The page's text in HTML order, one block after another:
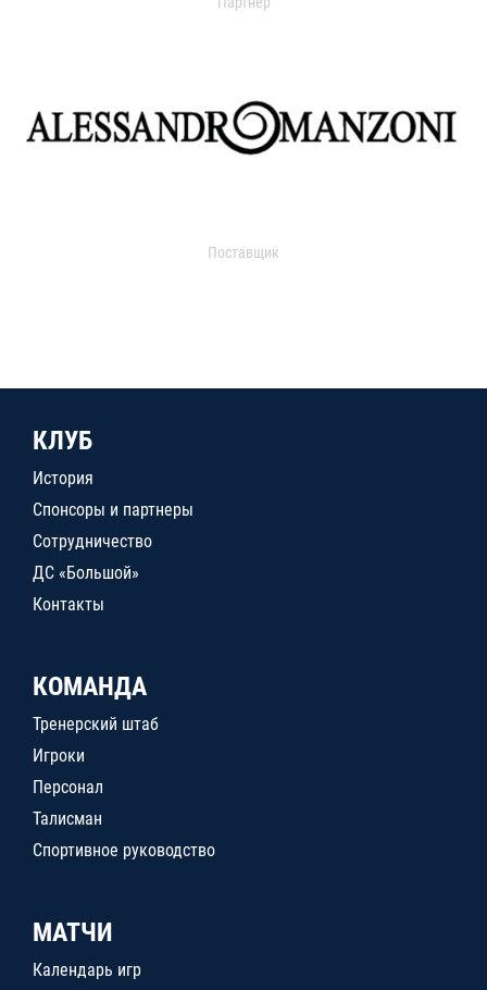
Поставщик
КЛУБ
История
Спонсоры и партнеры
Сотрудничество
ДС «Большой»
Контакты
КОМАНДА
Тренерский штаб
Игроки
Персонал
Талисман
Спортивное руководство
МАТЧИ
Календарь игр